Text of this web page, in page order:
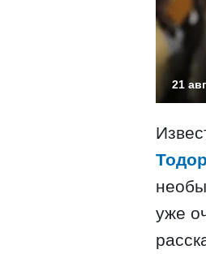
21
уже